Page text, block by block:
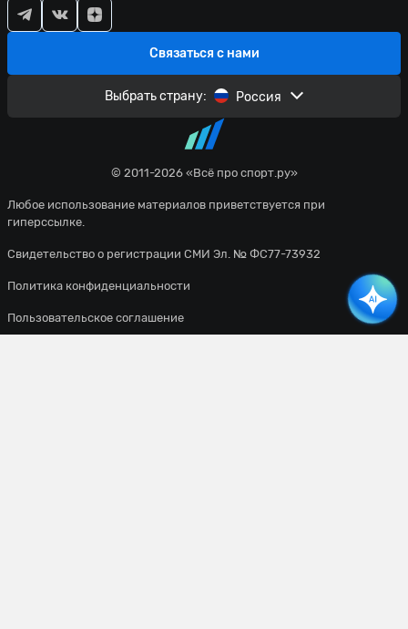
© 2011-2026 «Всё про спорт.ру»
Любое использование материалов приветствуется при
гиперссылке.
Свидетельство о регистрации СМИ Эл. № ФС77-73932
Политика конфиденциальности
Пользовательское соглашение
Связаться с нами
Выбрать страну: Россия